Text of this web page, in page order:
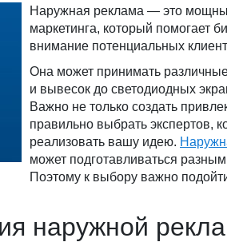
Наружная реклама — это
маркетинга, который помогает
внимание потенциальных
Она может принимать
и вывесок до светодиодных
Важно не только создать
правильно выбрать экспертов,
реализовать вашу идею.
может подготавливаться
Поэтому к выбору важно
наружной